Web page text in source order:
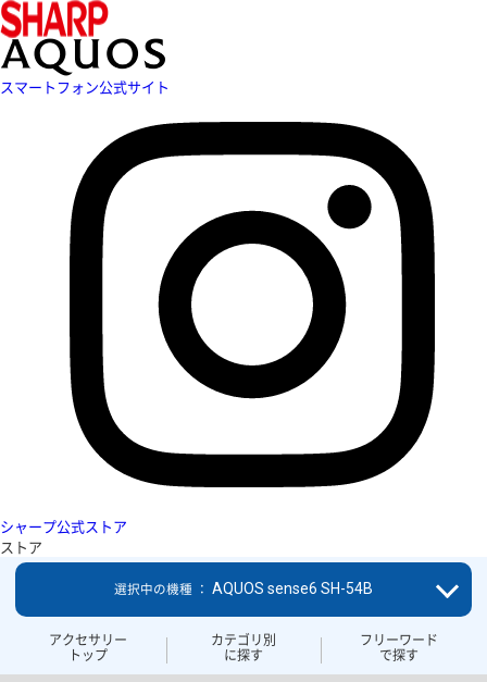
スマートフォン公式サイト
シャープ公式ストア
ストア
アクセサリー
トップ
カテゴリ別
に探す
フリーワード
で探す
選択中の機種 ： AQUOS sense6 SH-54B